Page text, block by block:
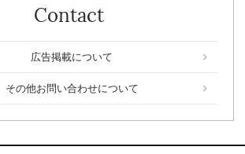
Contact
広告掲載について
その他お問い合わせについて